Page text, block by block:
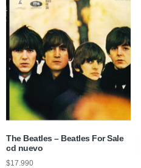
The Beatles – Beatles For Sale
cd nuevo
$17.990